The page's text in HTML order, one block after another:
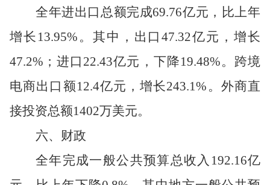
全年进出口总额完成69.76亿元，比上年
增长 13.95% 。其中，出口47.32亿元，增长
47.2% ；进口 22.43亿元，下降19.48%。跨境
电商出口额12.4亿元，增长243.1% 。外商直
接投资总额1402万美元。
六、财政
全年完成一般公共预算总收入 192.16亿